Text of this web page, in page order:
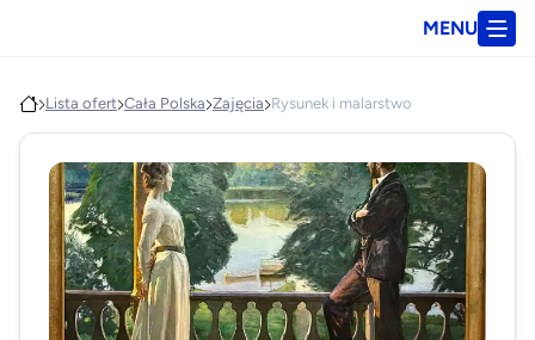
MENU
Lista ofert Cała Polska Zajęcia Rysunek i malarstwo